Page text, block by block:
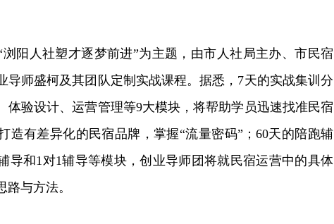
阳人社塑才逐梦前进”为主题，由市人社局主办、市民宿
导师盛柯及其团队定制实战课程。据悉，7天的实战集训分
体验设计、运营管理等9大模块，将帮助学员迅速找准民宿
造有差异化的民宿品牌，掌握“流量密码”；60天的陪跑辅
导和1对1辅导等模块，创业导师团将就民宿运营中的具体
与方法。